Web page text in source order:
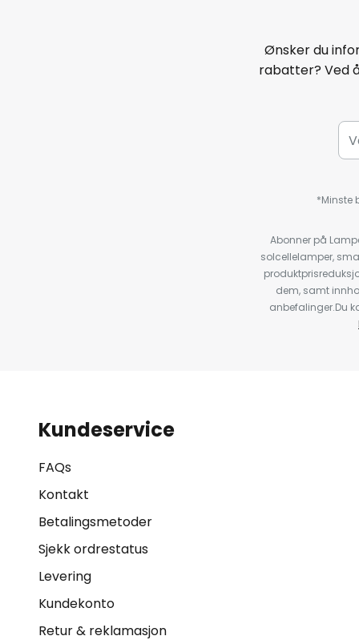
Ønsker du
rabatter? Ved
*Minste
Abonner på
solcellelamper,
dem, samt
anbefalinger.Du
Kundeservice
FAQs
Kontakt
Betalingsmetoder
Sjekk ordrestatus
Levering
Kundekonto
Retur & reklamasjon